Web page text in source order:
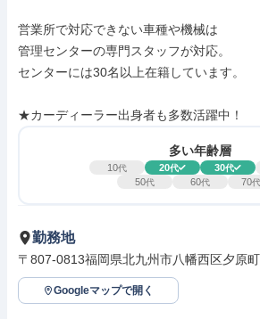
営業所で対応できない車種や機械は
管理センターの専門スタッフが対応。
センターには30名以上在籍しています。
★カーディーラー出身者も多数活躍中！
多い年齢層
10代 20代 30代
50代 60代 70
勤務地
〒807-0813福岡県北九州市八幡西区夕原
Googleマップで開く